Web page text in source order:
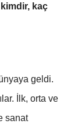
kaç
geldi.
İlk, orta ve
sanat